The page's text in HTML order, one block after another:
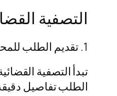
التصفية
1. تقديم الطلب للمحكمة
تبدأ التصفية
الطلب تفاصيل